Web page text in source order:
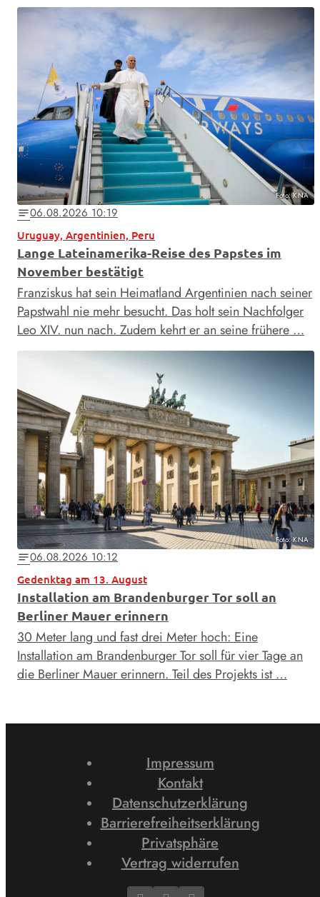
Foto: KNA
notes06.08.2026 10:19
Uruguay, Argentinien, Peru
Lange Lateinamerika-Reise des Papstes im
November bestätigt
Franziskus hat sein Heimatland Argentinien nach seiner
Papstwahl nie mehr besucht. Das holt sein Nachfolger
Leo XIV. nun nach. Zudem kehrt er an seine frühere …
Foto: KNA
notes06.08.2026 10:12
Gedenktag am 13. August
Installation am Brandenburger Tor soll an
Berliner Mauer erinnern
30 Meter lang und fast drei Meter hoch: Eine
Installation am Brandenburger Tor soll für vier Tage an
die Berliner Mauer erinnern. Teil des Projekts ist …
Impressum
Kontakt
Datenschutzerklärung
Barrierefreiheitserklärung
Privatsphäre
Vertrag widerrufen